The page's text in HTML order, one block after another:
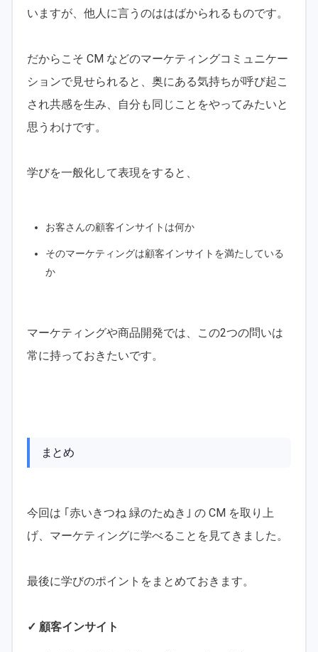
いますが、他人に言うのははばかられるものです。
だからこそ CM などのマーケティングコミュニケー
ションで見せられると、奥にある気持ちが呼び起こ
され共感を生み、自分も同じことをやってみたいと
思うわけです。
学びを一般化して表現をすると、
お客さんの顧客インサイトは何か
そのマーケティングは顧客インサイトを満たしている
か
マーケティングや商品開発では、この2つの問いは
常に持っておきたいです。
まとめ
今回は ｢赤いきつね 緑のたぬき｣ の CM を取り上
げ、マーケティングに学べることを見てきました。
最後に学びのポイントをまとめておきます。
✓ 顧客インサイト